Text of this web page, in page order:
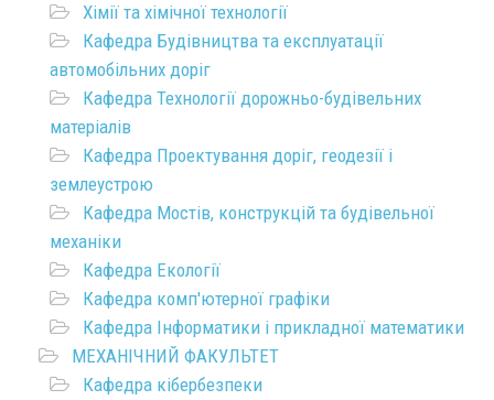
Хімії та хімічної технології
Кафедра Будівництва та експлуатації
автомобільних доріг
Кафедра Технології дорожньо-будівельних
матеріалів
Кафедра Проектування доріг, геодезії і
землеустрою
Кафедра Мостів, конструкцій та будівельної
механіки
Кафедра Екології
Кафедра комп'ютерної графіки
Кафедра Інформатики і прикладної математики
МЕХАНІЧНИЙ ФАКУЛЬТЕТ
Кафедра кібербезпеки